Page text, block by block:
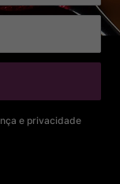
e privacidade